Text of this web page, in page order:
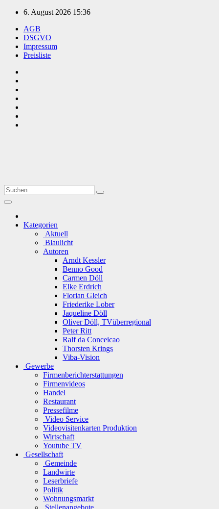
Zum
springen
6. August 2026 15:36
AGB
DSGVO
Impressum
Preisliste
Kategorien
Aktuell
Blaulicht
Autoren
Arndt Kessler
Benno Good
Carmen Döll
Elke Erdrich
Florian Gleich
Friederike Lober
Jaqueline Döll
Oliver Döll, TVüberregional
Peter Ritt
Ralf da Conceicao
Thorsten Krings
Viba-Vision
Gewerbe
Firmenberichterstattungen
Firmenvideos
Handel
Restaurant
Pressefilme
Video Service
Videovisitenkarten Produktion
Wirtschaft
Youtube TV
Gesellschaft
Gemeinde
Landwirte
Leserbriefe
Politik
Wohnungsmarkt
Stellenangebote